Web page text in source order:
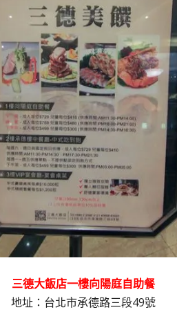
三德大飯店一樓向陽庭自助餐
地址：台北市承德路三段49號